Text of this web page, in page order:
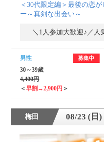
＜30代限定編＞最後の恋
ー～真剣な出会い～
＼1人参加大歓迎♪／
男性 募集中
30～39歳
4,400円
＜早割→2,900円 ＞
梅田 08/23 (日)